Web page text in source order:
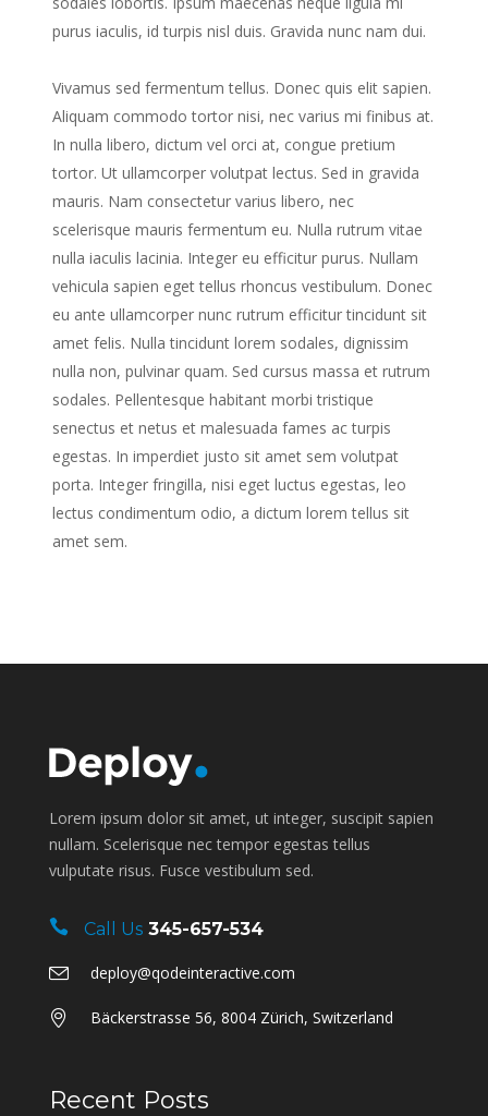
purus iaculis, id turpis nisl duis. Gravida nunc nam dui.
Vivamus sed fermentum tellus. Donec quis elit sapien.
Aliquam commodo tortor nisi, nec varius mi finibus at.
In nulla libero, dictum vel orci at, congue pretium
tortor. Ut ullamcorper volutpat lectus. Sed in gravida
mauris. Nam consectetur varius libero, nec
scelerisque mauris fermentum eu. Nulla rutrum vitae
nulla iaculis lacinia. Integer eu efficitur purus. Nullam
vehicula sapien eget tellus rhoncus vestibulum. Donec
eu ante ullamcorper nunc rutrum efficitur tincidunt sit
amet felis. Nulla tincidunt lorem sodales, dignissim
nulla non, pulvinar quam. Sed cursus massa et rutrum
sodales. Pellentesque habitant morbi tristique
senectus et netus et malesuada fames ac turpis
egestas. In imperdiet justo sit amet sem volutpat
porta. Integer fringilla, nisi eget luctus egestas, leo
lectus condimentum odio, a dictum lorem tellus sit
amet sem.
Lorem ipsum dolor sit amet, ut integer, suscipit sapien
nullam. Scelerisque nec tempor egestas tellus
vulputate risus. Fusce vestibulum sed.
Call Us 345-657-534
deploy@qodeinteractive.com
Bäckerstrasse 56, 8004 Zürich, Switzerland
Recent Posts